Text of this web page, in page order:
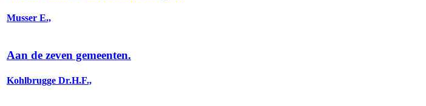
Musser E.,
Aan de zeven gemeenten.
Kohlbrugge Dr.H.F.,